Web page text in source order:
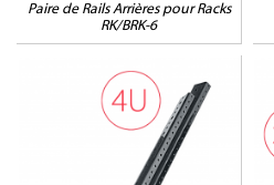
Paire de Rails Arrières pour Racks
RK/BRK-6
RK-RR4